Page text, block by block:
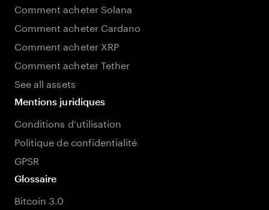
Comment acheter Solana
Comment acheter Cardano
Comment acheter XRP
Comment acheter Tether
See all assets
Mentions juridiques
Conditions d'utilisation
Politique de confidentialité
GPSR
Glossaire
Bitcoin 3.0